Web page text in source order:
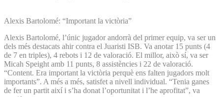
Alexis Bartolomé: “Important la victòria”
Alexis Bartolomé, l’únic jugador andorrà del primer equip, va ser un
dels més destacats ahir contra el Juaristi ISB. Va anotar 15 punts (4
de 7 en triples), 4 rebots i 12 de valoració. El millor, això sí, va ser
Micah Speight amb 11 punts, 8 assistències i 22 de valoració.
“Content. Era important la victòria perquè ens falten jugadors molt
importants”. A més a més, satisfet a nivell individual. “Tenia ganes
de fer un partit així i s’ha donat l’oportunitat i l’he aprofitat”, va